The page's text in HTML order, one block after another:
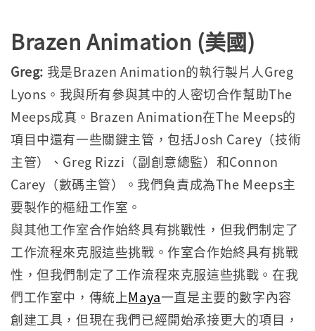
Brazen Animation (美國)
Greg: 我是Brazen Animation的執行製片人Greg
Lyons。我與所有參與其中的人密切合作幫助The
Meeps成真。Brazen Animation在The Meeps的
項目中還有一些關鍵主管，包括Josh Carey（技術
主管）、Greg Rizzi（副創意總監）和Connon
Carey（數碼主管）。我們負責成為The Meeps主
要製作的樞紐工作室。
與其他工作室合作始終具有挑戰性，但我們制定了
工作流程來克服這些挑戰。作室合作始終具有挑戰
性，但我們制定了工作流程來克服這些挑戰。在我
們工作室中，傳統上Maya一直是主要的數字內容
創建工具，但現在我們已經開始承接更大的項目，